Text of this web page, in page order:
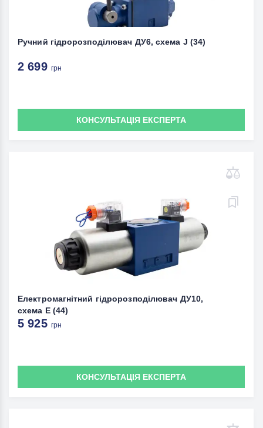
Ручний гідророзподілювач ДУ6, схема J (34)
2 699 грн
КОНСУЛЬТАЦІЯ ЕКСПЕРТА
Електромагнітний гідророзподілювач ДУ10,
схема Е (44)
5 925 грн
КОНСУЛЬТАЦІЯ ЕКСПЕРТА